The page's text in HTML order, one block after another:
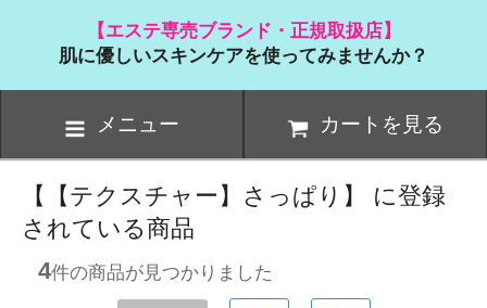
【エステ専売ブランド・正規取扱店】
肌に優しいスキンケアを使ってみませんか？
メニュー カートを見る
【【テクスチャー】さっぱり】 に登録
されている商品
4件の商品が見つかりました